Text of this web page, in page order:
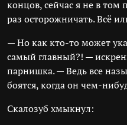
концов, сейчас я не в
раз осторожничать. Всё
— Но как кто-то может
самый главный?! —
парнишка. — Ведь все
боятся, когда он чем-
Скалозуб хмыкнул: